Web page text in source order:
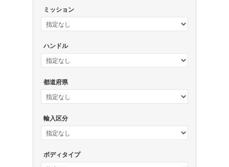
ミッション
ハンドル
都道府県
輸入区分
ボディタイプ